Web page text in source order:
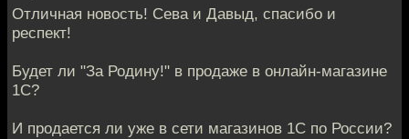
Отличная новость! Сева и Давыд, спасибо и
респект!
Будет ли "За Родину!" в продаже в онлайн-магазине
1С?
И продается ли уже в сети магазинов 1С по России?